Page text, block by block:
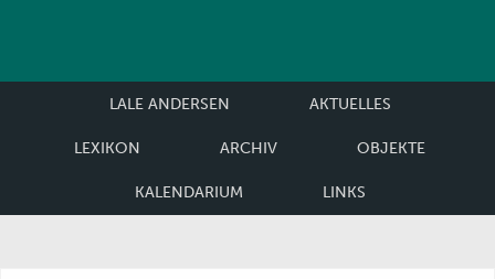
LALE ANDERSEN AKTUELLES
LEXIKON ARCHIV OBJEKTE
KALENDARIUM LINKS